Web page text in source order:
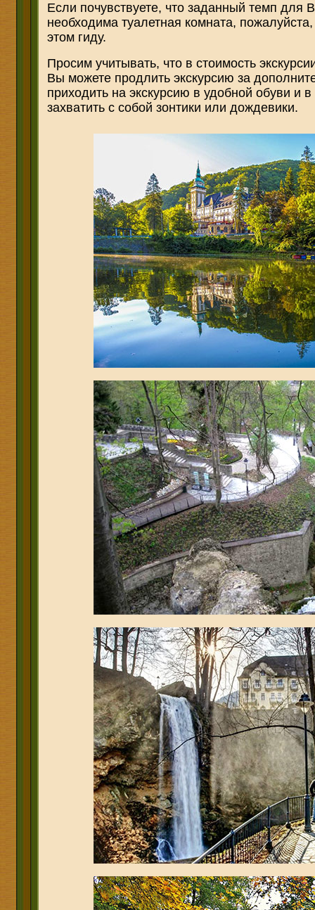
Если почувствуете, что заданный темп для
необходима туалетная комната,
этом гиду.
Просим учитывать, что в стоимость
Вы можете продлить экскурсию за
приходить на экскурсию в удобной обуви и
захватить с собой зонтики или дождевики.